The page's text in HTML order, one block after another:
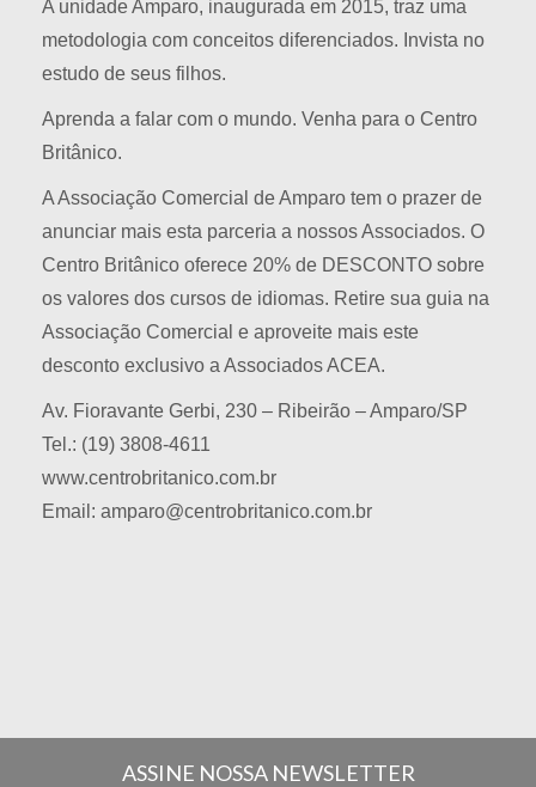
A unidade Amparo, inaugurada em 2015, traz uma
metodologia com conceitos diferenciados. Invista no
estudo de seus filhos.
Aprenda a falar com o mundo. Venha para o Centro
Britânico.
A Associação Comercial de Amparo tem o prazer de
anunciar mais esta parceria a nossos Associados. O
Centro Britânico oferece 20% de DESCONTO sobre
os valores dos cursos de idiomas. Retire sua guia na
Associação Comercial e aproveite mais este
desconto exclusivo a Associados ACEA.
Av. Fioravante Gerbi, 230 – Ribeirão – Amparo/SP
Tel.: (19) 3808-4611
www.centrobritanico.com.br
Email: amparo@centrobritanico.com.br
ASSINE NOSSA NEWSLETTER